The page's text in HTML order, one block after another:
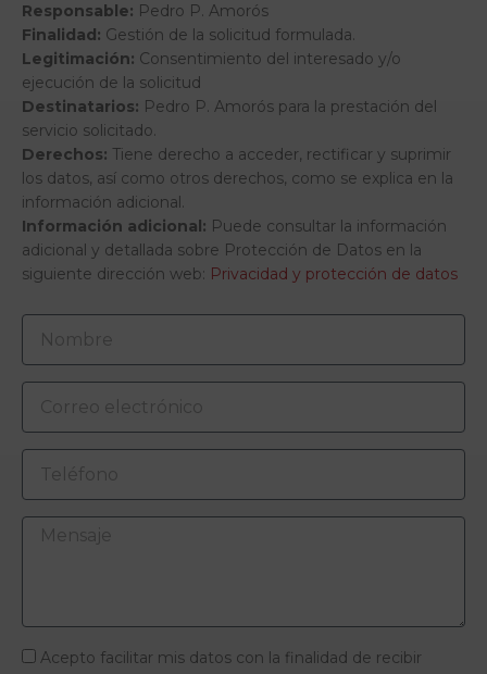
Responsable: Pedro P. Amorós
Finalidad: Gestión de la solicitud formulada.
Legitimación: Consentimiento del interesado y/o
ejecución de la solicitud
Destinatarios: Pedro P. Amorós para la prestación del
servicio solicitado.
Derechos: Tiene derecho a acceder, rectificar y suprimir
los datos, así como otros derechos, como se explica en la
información adicional.
Información adicional: Puede consultar la información
adicional y detallada sobre Protección de Datos en la
siguiente dirección web: Privacidad y protección de datos
Acepto facilitar mis datos con la finalidad de recibir